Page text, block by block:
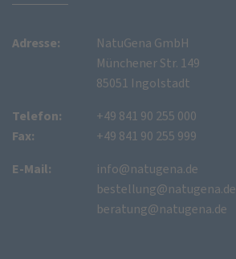
Adresse:
NatuGena GmbH
Münchener Str. 149
85051 Ingolstadt
Telefon:
Fax:
+49 841 90 255 000
+49 841 90 255 999
E-Mail:
info@natugena.de
bestellung@natugena.de
beratung@natugena.de